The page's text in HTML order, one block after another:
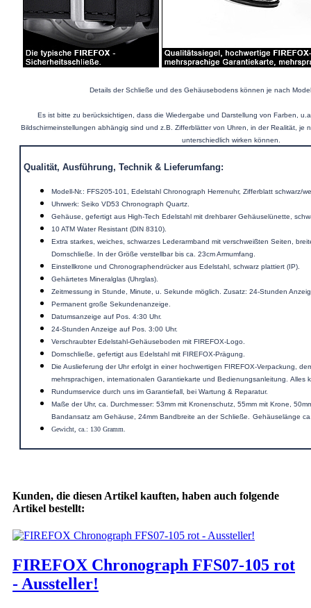
Details der Schließe und des Gehäusebodens können je nach
Es ist bitte zu berücksichtigen, dass die Wiedergabe und Darstellung von Farben,
Bildschirmeinstellungen abhängig sind und z.B. Zifferblätter von Uhren, in der Realität, je
unterschiedlich wirken können.
Qualität, Ausführung, Technik & Lieferumfang:
Modell-Nr.: FFS205-101, Edelstahl Chronograph Herrenuhr, Zifferblatt schwarz/
Uhrwerk: Seiko VD53 Chronograph Quartz.
Gehäuse, gefertigt aus High-Tech Edelstahl mit drehbarer Gehäuselünette,
10 ATM Water Resistant (DIN 8310).
Extra starkes, weiches, schwarzes Lederarmband mit verschweißten Seiten,
Dornschließe. In der Größe verstellbar bis ca. 23cm Armumfang.
Einstellkrone und Chronographendrücker aus Edelstahl, schwarz plattiert (IP).
Gehärtetes Mineralglas (Uhrglas).
Zeitmessung in Stunde, Minute, u. Sekunde möglich. Zusatz: 24-Stunden
Permanent große Sekundenanzeige.
Datumsanzeige auf Pos. 4:30 Uhr.
24-Stunden Anzeige auf Pos. 3:00 Uhr.
Verschraubter Edelstahl-Gehäuseboden mit FIREFOX-Logo.
Dornschließe, gefertigt aus Edelstahl mit FIREFOX-Prägung.
Die Auslieferung der Uhr erfolgt in einer hochwertigen FIREFOX-Verpackung,
mehrsprachigen, internationalen Garantiekarte und Bedienungsanleitung. Alles
Rundumservice durch uns im Garantiefall, bei Wartung & Reparatur.
Maße der Uhr, ca. Durchmesser: 53mm mit Kronenschutz, 55mm mit Krone,
Bandansatz am Gehäuse, 24mm Bandbreite an der Schließe. Gehäuselänge
Gewicht, ca.: 130 Gramm.
Kunden, die diesen Artikel kauften, haben auch folgende
Artikel bestellt:
FIREFOX Chronograph FFS07-105 rot
- Aussteller!